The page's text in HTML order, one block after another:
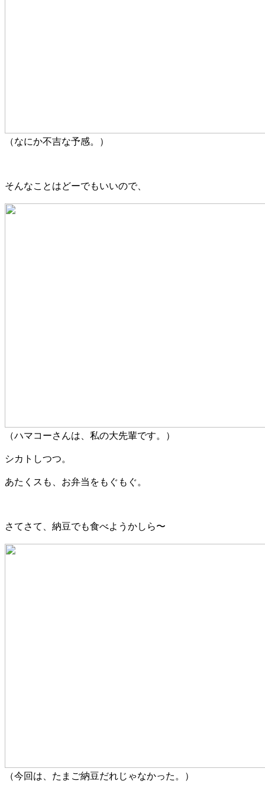
（なにか不吉な予感。）
そんなことはどーでもいいので、
（ハマコーさんは、私の大先輩です。）
シカトしつつ。
あたくスも、お弁当をもぐもぐ。
さてさて、納豆でも食べようかしら〜
（今回は、たまご納豆だれじゃなかった。）